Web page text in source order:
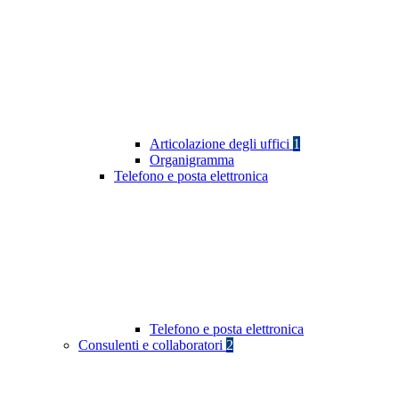
Articolazione degli uffici 1
Organigramma
Telefono e posta elettronica
Telefono e posta elettronica
Consulenti e collaboratori 2